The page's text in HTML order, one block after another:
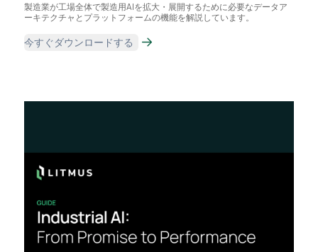
製造業が工場全体で製造用AIを拡大・展開するために必要なデータア
ーキテクチャとプラットフォームの機能を解説しています。
今すぐダウンロードする